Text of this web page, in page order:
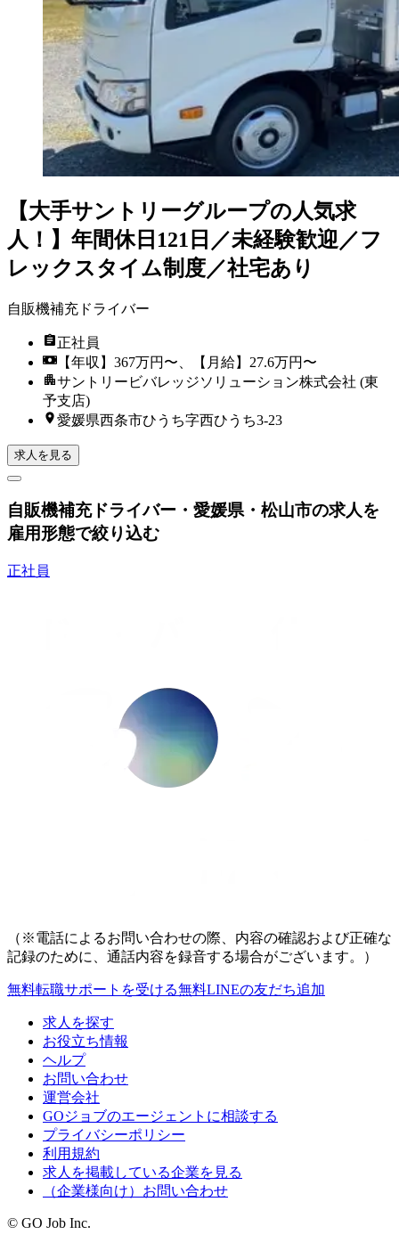
【大手サントリーグループの人気求
人！】年間休日121日／未経験歓迎／フ
レックスタイム制度／社宅あり
自販機補充ドライバー
正社員
【年収】367万円〜、【月給】27.6万円〜
サントリービバレッジソリューション株式会社 (東
予支店)
愛媛県西条市ひうち字西ひうち3-23
求人を見る
自販機補充ドライバー・愛媛県・松山市の求人を
雇用形態で絞り込む
正社員
（※電話によるお問い合わせの際、内容の確認および正確な
記録のために、通話内容を録音する場合がございます。）
無料転職サポートを受ける無料LINEの友だち追加
求人を探す
お役立ち情報
ヘルプ
お問い合わせ
運営会社
GOジョブのエージェントに相談する
プライバシーポリシー
利用規約
求人を掲載している企業を見る
（企業様向け）お問い合わせ
© GO Job Inc.